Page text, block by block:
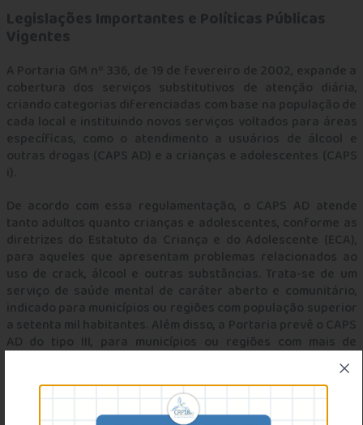
Legislações Importantes e Políticas Públicas
Vigentes
A Portaria GM nº 336, de 19 de fevereiro de 2002, expande a
cobertura dos serviços substitutivos de atenção diária,
criando categorias diferenciadas com base na população de
cada local e instituindo novos serviços voltados para áreas
específicas, como o atendimento a usuários de álcool e
outras drogas (CAPS AD) e a crianças e adolescentes (CAPS
i).
De acordo com essa regulamentação, o CAPS AD atende
tanto adultos quanto crianças e adolescentes, conforme as
diretrizes do Estatuto da Criança e do Adolescente (ECA),
para aqueles que apresentam problemas relacionados ao
uso de crack, álcool e outras substâncias. Trata-se de um
serviço de saúde mental de caráter aberto e comunitário,
indicado para municípios ou regiões com população superior
a setenta mil habitantes. Além disso, a Portaria prevê o CAPS
AD do tipo III, para municípios ou regiões com mais de
duzentos mil habitantes, que pode contar com até doze leitos
para observação e acompanhamento, funcionando 24 horas
por dia, incluindo feriados e finais de semana.